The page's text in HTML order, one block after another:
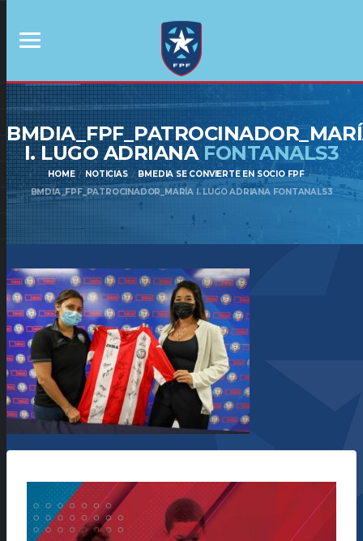
I. LUGO ADRIANA FONTANALS3
HOME NOTICIAS
BMEDIA SE CONVIERTE EN SOCIO FPF
BMDIA_FPF_PATROCINADOR_MARÍA I. LUGO ADRIANA FONTANALS3